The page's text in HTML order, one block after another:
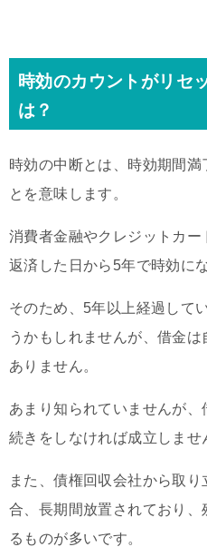
時効のカウントがリセ
は？
時効の中断とは、時効期間
とを意味します。
消費者金融やクレジットカ
返済した日から5年で時効に
そのため、5年以上経過して
うかもしれませんが、借金
ありません。
あまり知られていませんが
続きをしなければ成立しませ
また、債権回収会社から取
合、長期間放置されており
るものが多いです。